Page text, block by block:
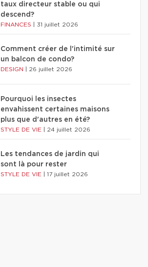
taux directeur stable ou qui
descend?
FINANCES 31 juillet 2026
Comment créer de l'intimité sur
un balcon de condo?
DESIGN 26 juillet 2026
Pourquoi les insectes
envahissent certaines maisons
plus que d'autres en été?
STYLE DE VIE 24 juillet 2026
Les tendances de jardin qui
sont là pour rester
STYLE DE VIE 17 juillet 2026